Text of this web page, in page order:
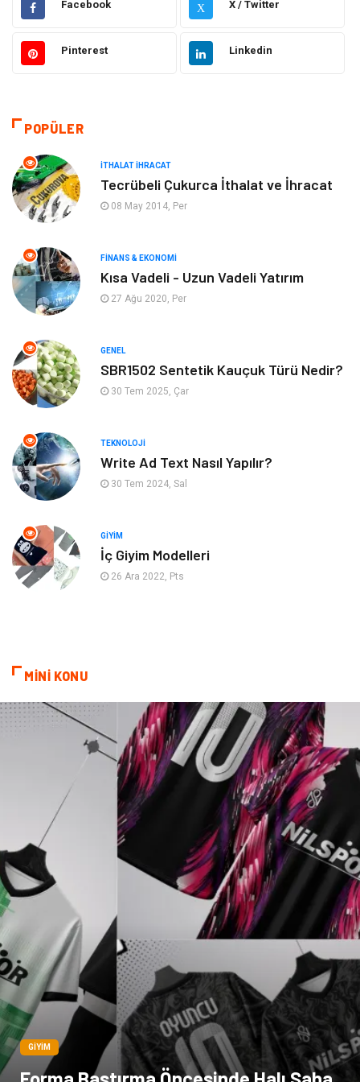
Eğitim & Kariyer Hukuk
Ulaşım ve Taşımacılık
Bilgisayar ve Yazılım
Emlak
Mobilya
Eğitim Kurumları Tatil
Aksesuar Eğlence
Güzellik
Maden ve Metal
Bahçe Ev
Nakliyat
Endüstriyel Ürünler
Dernekler ve Birlikler Pazarlama
Bakım
Markalar
Periyodik Kontrol Spor Malzemeleri
İthalat İhracat Kiralama Servisleri
Alüminyum Restaurant
Facebook X X / Twitter
Pinterest Linkedin
POPÜLER
İTHALAT İHRACAT
Tecrübeli Çukurca İthalat ve İhracat
08 May 2014, Per
FINANS & EKONOMI
Kısa Vadeli - Uzun Vadeli Yatırım
27 Ağu 2020, Per
GENEL
SBR1502 Sentetik Kauçuk Türü Nedir?
30 Tem 2025, Çar
TEKNOLOJI
Write Ad Text Nasıl Yapılır?
30 Tem 2024, Sal
GIYIM
İç Giyim Modelleri
26 Ara 2022, Pts
MİNİ KONU
GIYIM